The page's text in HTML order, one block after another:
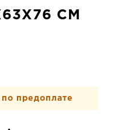
CM
по предоплате